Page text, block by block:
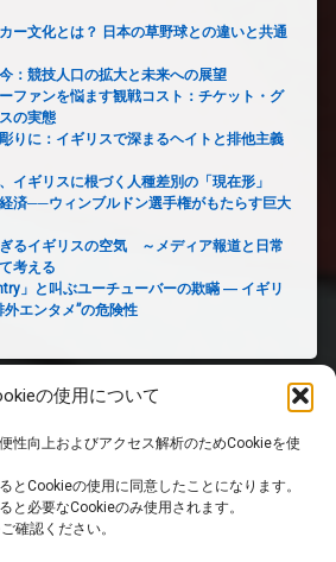
の使用について
性向上およびアクセス解析のためCookieを使
とCookieの使用に同意したことになります。
と必要なCookieのみ使用されます。
確認ください。
ー文化とは？ 日本の草野球との違いと共通
：競技人口の拡大と未来への展望
ファンを悩ます観戦コスト：チケット・グ
の実態
りに：イギリスで深まるヘイトと排他主義
イギリスに根づく人種差別の「現在形」
済──ウィンブルドン選手権がもたらす巨大
るイギリスの空気 ～メディア報道と日常
考える
」と叫ぶユーチューバーの欺瞞 ― イギリ
エンタメ”の危険性